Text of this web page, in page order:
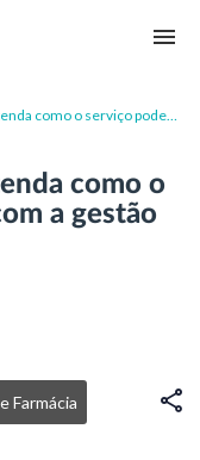
como o serviço pode
como o
a gestão
Farmácia